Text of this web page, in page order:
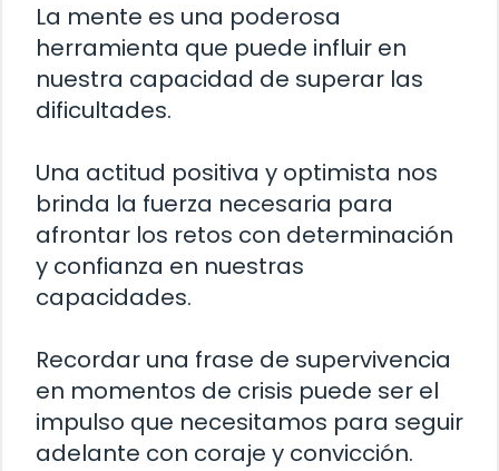
La mente es una poderosa
herramienta que puede influir en
nuestra capacidad de superar las
dificultades.
Una actitud positiva y optimista nos
brinda la fuerza necesaria para
afrontar los retos con determinación
y confianza en nuestras
capacidades.
Recordar una frase de supervivencia
en momentos de crisis puede ser el
impulso que necesitamos para seguir
adelante con coraje y convicción.